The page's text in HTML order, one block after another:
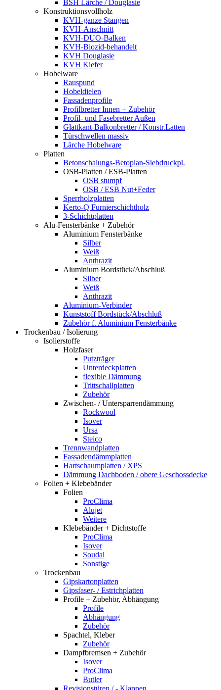
BSH Lärche / Douglasie
Konstruktionsvollholz
KVH-ganze Stangen
KVH-Anschnitt
KVH-DUO-Balken
KVH-Biozid-behandelt
KVH Douglasie
KVH Kiefer
Hobelware
Rauspund
Hobeldielen
Fassadenprofile
Profilbretter Innen + Zubehör
Profil- und Fasebretter Außen
Glattkant-Balkonbretter / Konstr.Latten
Türschwellen massiv
Lärche Hobelware
Platten
Betonschalungs-Betoplan-Siebdruckpl.
OSB-Platten / ESB-Platten
OSB stumpf
OSB / ESB Nut+Feder
Sperrholzplatten
Kerto-Q Furnierschichtholz
3-Schichtplatten
Alu-Fensterbänke + Zubehör
Aluminium Fensterbänke
Silber
Weiß
Anthrazit
Aluminium Bordstück/Abschluß
Silber
Weiß
Anthrazit
Aluminium-Verbinder
Kunststoff Bordstück/Abschluß
Zubehör f. Aluminium Fensterbänke
Trockenbau / Isolierung
Isolierstoffe
Holzfaser
Putzträger
Unterdeckplatten
flexible Dämmung
Trittschallplatten
Zubehör
Zwischen- / Untersparrendämmung
Rockwool
Isover
Ursa
Steico
Trennwandplatten
Fassadendämmplatten
Hartschaumplatten / XPS
Dämmung Dachboden / obere Geschossdecke
Folien + Klebebänder
Folien
ProClima
Alujet
Weitere
Klebebänder + Dichtstoffe
ProClima
Isover
Soudal
Sonstige
Trockenbau
Gipskartonplatten
Gipsfaser- / Estrichplatten
Profile + Zubehör, Abhängung
Profile
Abhängung
Zubehör
Spachtel, Kleber
Zubehör
Dampfbremsen + Zubehör
Isover
ProClima
Butler